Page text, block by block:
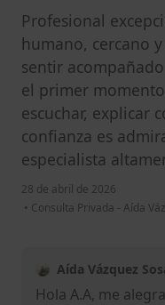
Profesional
humano, cercano
sentir
el primer
escuchar, explicar
confianza es
especialista
28 de abril de 2026
• Consulta Privada - Aída
Aída Vázquez
Hola A.A, me